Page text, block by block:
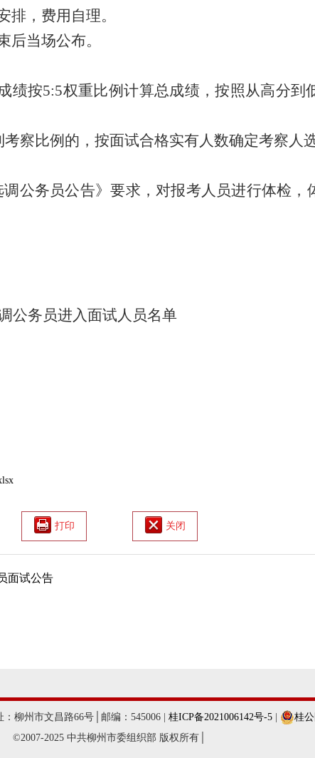
，费用自理。
后当场公布。
绩按5:5权重比例计算总成绩，按照从高分到
考察比例的，按面试合格实有人数确定考察人选
公务员公告》要求 ，对报考人员进行体检 ，
公务员进入面试人员名单
打印
关闭
面试公告
柳州市文昌路66号│邮编：545006 | 桂ICP备2021006142号-5
桂
©2007-2025 中共柳州市委组织部 版权所有│